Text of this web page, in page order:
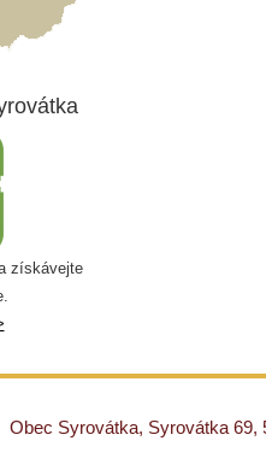
získávejte
Obec Syrovátka, Syrovátka 69,